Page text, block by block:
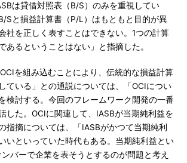
は貸借対照表（B/S）のみを重視してい
Sと損益計算書（P/L）はもともと目的が異
社を正しく表すことはできない。1つの計算
あるということはない」と指摘した。
を組み込むことにより、伝統的な損益計算
ている」との通説については、「OCIについ
検討する。今回のフレームワーク開発の一番
した。OCIに関連して、IASBが当期純利益を
指摘については、「IASBがかつて当期純利
いといっていた時代もある。当期純利益とい
バーで企業を表そうとするのが問題と考え